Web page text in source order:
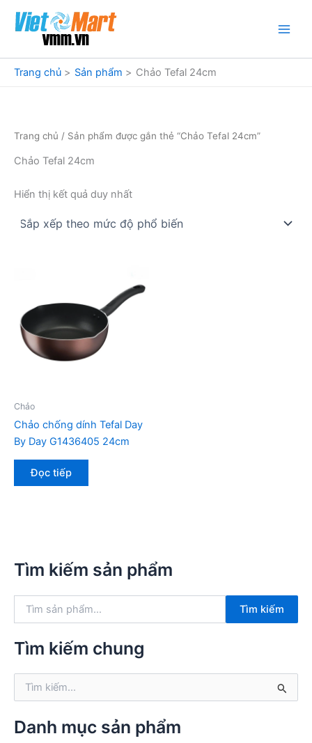
dung
Trang chủ
Sản phẩm Chảo Tefal 24cm
Trang chủ / Sản phẩm được gắn thẻ “Chảo Tefal 24cm”
Chảo Tefal 24cm
Hiển thị kết quả duy nhất
Chảo
Chảo chống dính Tefal Day
By Day G1436405 24cm
Đọc tiếp
Tìm kiếm sản phẩm
k
ế
:
Tìm kiếm
Tìm kiếm chung
k
iDanh mục sản phẩm